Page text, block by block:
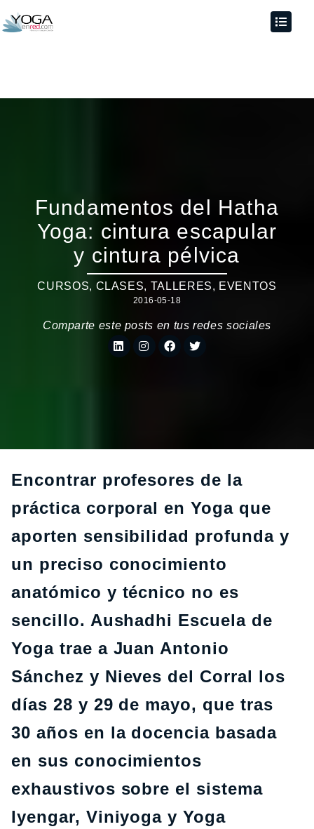
Fundamentos del Hatha
Yoga: cintura escapular
y cintura pélvica
CURSOS, CLASES, TALLERES, EVENTOS
2016-05-18
Comparte este posts en tus redes sociales
Encontrar profesores de la
práctica corporal en Yoga que
aporten sensibilidad profunda y
un preciso conocimiento
anatómico y técnico no es
sencillo. Aushadhi Escuela de
Yoga trae a Juan Antonio
Sánchez y Nieves del Corral los
días 28 y 29 de mayo, que tras
30 años en la docencia basada
en sus conocimientos
exhaustivos sobre el sistema
Iyengar, Viniyoga y Yoga